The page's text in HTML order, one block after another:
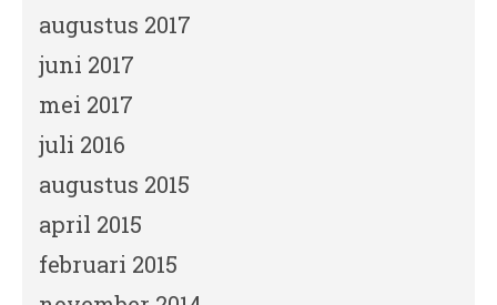
augustus 2017
juni 2017
mei 2017
juli 2016
augustus 2015
april 2015
februari 2015